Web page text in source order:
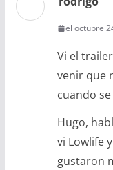
el octubre
Vi el
venir que
cuando
Hugo,
vi Lowlife
gustaron